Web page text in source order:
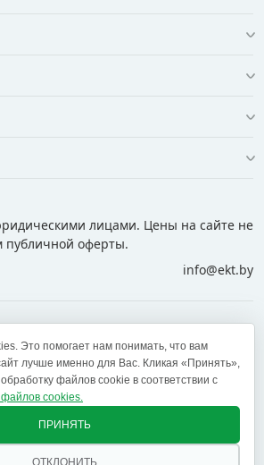
лицами. Цены на сайте не
публичной оферты.
info@ekt.by
zakaz@ekt.by
Оставить отзыв
Это помогает нам понимать, что вам
лучше именно для Вас. Кликая «Принять»,
файлов cookie в соответствии с
файлов cookies.
ОТКЛОНИТЬ
ПРИНЯТЬ